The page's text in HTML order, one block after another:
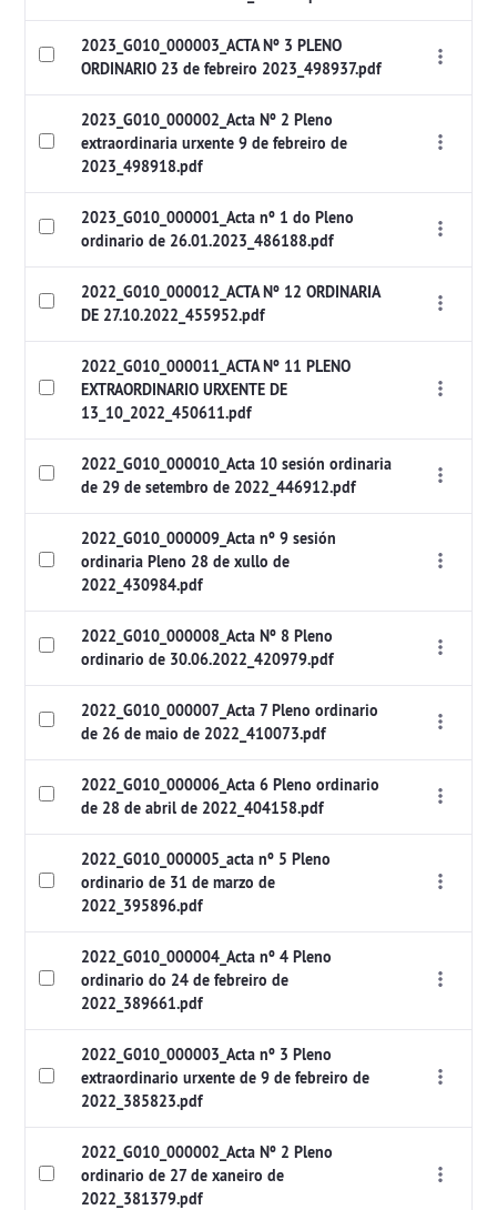
2023_G010_000003_ACTA Nº 3 PLENO
ORDINARIO 23 de febreiro 2023_498937.pdf
2023_G010_000002_Acta Nº 2 Pleno
extraordinaria urxente 9 de febreiro de
2023_498918.pdf
2023_G010_000001_Acta nº 1 do Pleno
ordinario de 26.01.2023_486188.pdf
2022_G010_000012_ACTA Nº 12 ORDINARIA
DE 27.10.2022_455952.pdf
2022_G010_000011_ACTA Nº 11 PLENO
EXTRAORDINARIO URXENTE DE
13_10_2022_450611.pdf
2022_G010_000010_Acta 10 sesión ordinaria
de 29 de setembro de 2022_446912.pdf
2022_G010_000009_Acta nº 9 sesión
ordinaria Pleno 28 de xullo de
2022_430984.pdf
2022_G010_000008_Acta Nº 8 Pleno
ordinario de 30.06.2022_420979.pdf
2022_G010_000007_Acta 7 Pleno ordinario
de 26 de maio de 2022_410073.pdf
2022_G010_000006_Acta 6 Pleno ordinario
de 28 de abril de 2022_404158.pdf
2022_G010_000005_acta nº 5 Pleno
ordinario de 31 de marzo de
2022_395896.pdf
2022_G010_000004_Acta nº 4 Pleno
ordinario do 24 de febreiro de
2022_389661.pdf
2022_G010_000003_Acta nº 3 Pleno
extraordinario urxente de 9 de febreiro de
2022_385823.pdf
2022_G010_000002_Acta Nº 2 Pleno
ordinario de 27 de xaneiro de
2022_381379.pdf